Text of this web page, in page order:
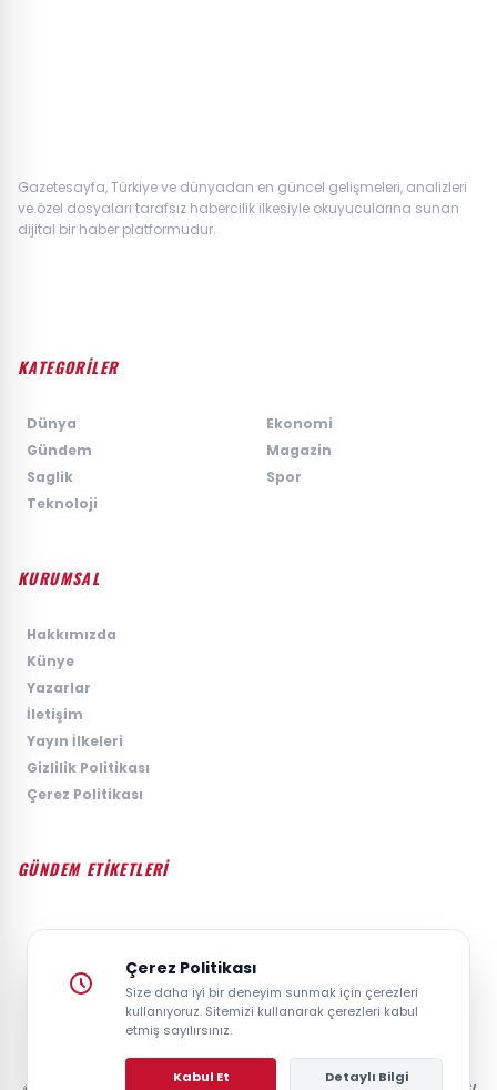
Gazetesayfa, Türkiye ve dünyadan en güncel gelişmeleri, analizleri
ve özel dosyaları tarafsız habercilik ilkesiyle okuyucularına sunan
dijital bir haber platformudur.
KATEGORİLER
Dünya
Ekonomi
Gündem
Magazin
Saglik
Spor
Teknoloji
KURUMSAL
Hakkımızda
Künye
Yazarlar
İletişim
Yayın İlkeleri
Gizlilik Politikası
Çerez Politikası
GÜNDEM ETİKETLERİ
#GÜNDEM #SIYASET #EKONOMI #SPOR #TEKNOLOJI
#DÜNYA
Çerez Politikası
Size daha iyi bir deneyim sunmak için çerezleri
kullanıyoruz. Sitemizi kullanarak çerezleri kabul
etmiş sayılırsınız.
Kabul Et Detaylı Bilgi